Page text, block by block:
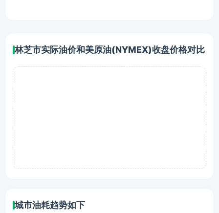
林芝市实际油价和美原油(NYMEX)收盘价格对比
城市油耗趋势如下